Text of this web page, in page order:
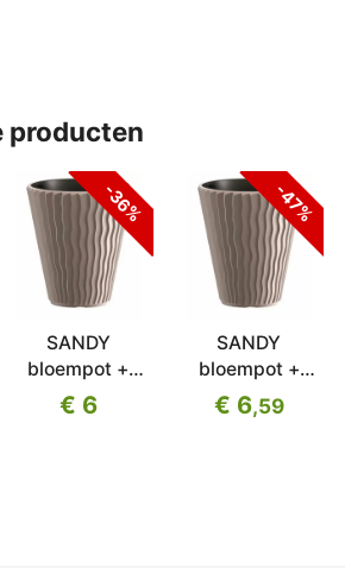
producten
-36%
SANDY
bloempot +
mokka inzet
29,7 cm
€ 6
-47%
SANDY
bloempot +
mokka inzet 39
cm
€ 6,59